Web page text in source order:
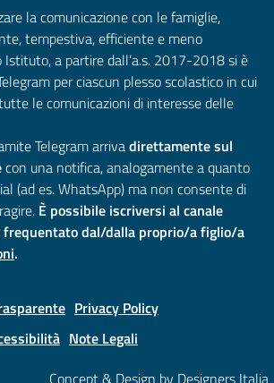
la comunicazione con le famiglie,
tempestiva, efficiente e meno
Istituto, a partire dall’a.s. 2017-2018 si è
per ciascun plesso scolastico in cui
le comunicazioni di interesse delle
Telegram arrivadirettamente sul
con una notifica, analogamente a quanto
(ad es. WhatsApp) ma non consente di
È possibile iscriversi al canale
frequentato dal/dalla proprio/a figlio/a
.
Privacy Policy
Note Legali
Concept & Design by Designers Italia